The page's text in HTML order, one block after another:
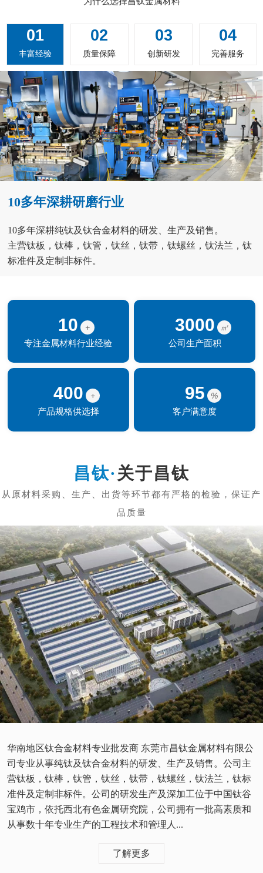
01
丰富经验
02
质量保障
03
创新研发
04
完善服务
10多年深耕研磨行业
10多年深耕纯钛及钛合金材料的研发、生产及销售。
主营钛板，钛棒，钛管，钛丝，钛带，钛螺丝，钛法兰，钛
标准件及定制非标件。
10
+
专注金属材料行业经验
3000
㎡
公司生产面积
400
+
产品规格供选择
95
%
客户满意度
关于昌钛
华南地区钛合金材料专业批发商 东莞市昌钛金属材料有限公
司专业从事纯钛及钛合金材料的研发、生产及销售。公司主
营钛板，钛棒，钛管，钛丝，钛带，钛螺丝，钛法兰，钛标
准件及定制非标件。公司的研发生产及深加工位于中国钛谷
宝鸡市，依托西北有色金属研究院，公司拥有一批高素质和
从事数十年专业生产的工程技术和管理人...
了解更多